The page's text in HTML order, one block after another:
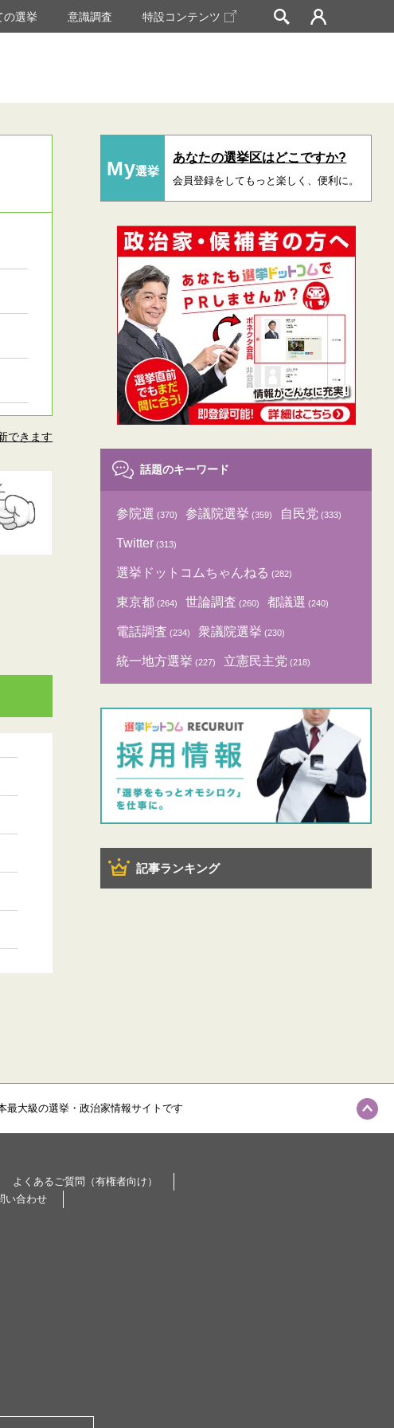
の選挙 意識調査 特設コンテンツ
できます
My選挙
あなたの選挙区はどこですか?
会員登録をしてもっと楽しく、便利に。
話題のキーワード
参院選 (370) 参議院選挙 (359) 自民党 (333)
Twitter (313)
選挙ドットコムちゃんねる (282)
東京都 (264) 世論調査 (260) 都議選 (240)
電話調査 (234) 衆議院選挙 (230)
統一地方選挙 (227) 立憲民主党 (218)
記事ランキング
最大級の選挙・政治家情報サイトです
よくあるご質問（有権者向け）
い合わせ